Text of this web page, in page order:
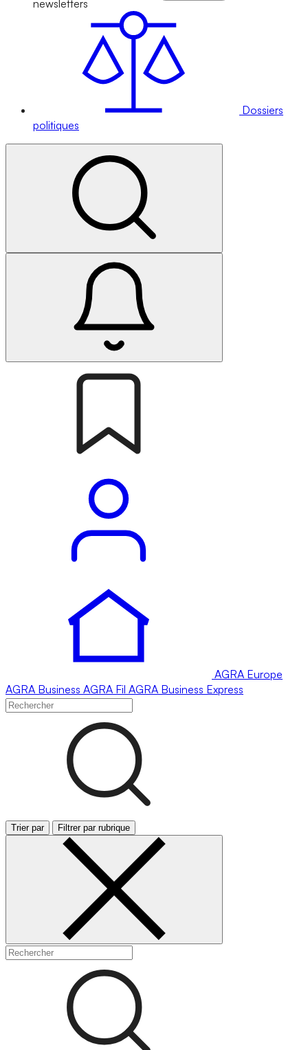
newsletters
Dossiers
politiques
AGRA Europe
AGRA Business AGRA Fil AGRA Business Express
Trier par Filtrer par rubrique